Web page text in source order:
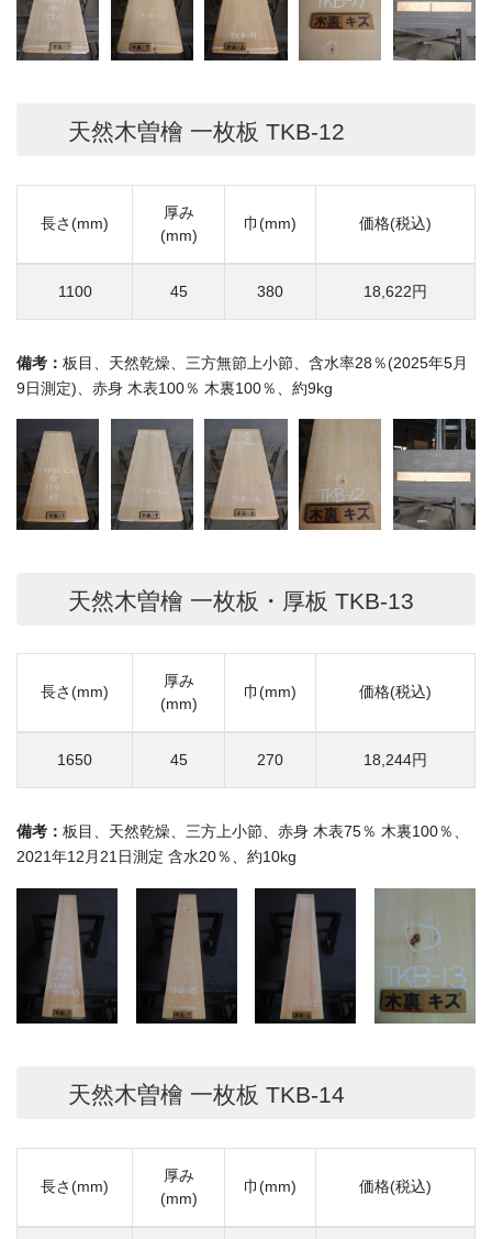
天然木曽檜 一枚板 TKB-12
長さ(mm)
厚み
(mm)
巾(mm) 価格(税込)
1100 45 380 18,622円
備考： 板目、天然乾燥、三方無節上小節、含水率28％(2025年5月
9日測定)、赤身 木表100％ 木裏100％、約9kg
天然木曽檜 一枚板・厚板 TKB-13
長さ(mm)
厚み
(mm)
巾(mm) 価格(税込)
1650 45 270 18,244円
備考： 板目、天然乾燥、三方上小節、赤身 木表75％ 木裏100％、
2021年12月21日測定 含水20％、約10kg
天然木曽檜 一枚板 TKB-14
長さ(mm)
厚み
(mm)
巾(mm) 価格(税込)